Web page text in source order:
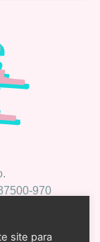
970
site para